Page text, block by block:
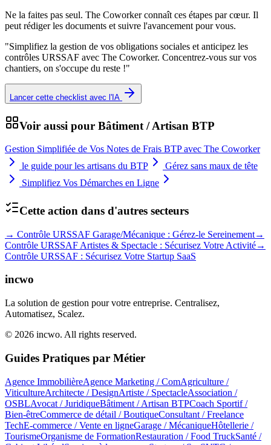
Ne la faites pas seul. The Coworker connaît ces étapes par cœur. Il
peut rédiger les documents et suivre l'avancement pour vous.
"Simplifiez la gestion de vos obligations sociales et anticipez les
contrôles URSSAF avec The Coworker. Concentrez-vous sur vos
chantiers, on s'occupe du reste !"
Lancer cette checklist avec l'IA
Voir aussi pour Bâtiment / Artisan BTP
Gestion Simplifiée de Vos Notes de Frais BTP avec The Coworker
le guide pour les artisans du BTP
Gérez sans maux de tête
Simplifiez Vos Démarches en Ligne
Cette action dans d'autres secteurs
→ Contrôle URSSAF Garage/Mécanique : Gérez-le Sereinement→
Contrôle URSSAF Artistes & Spectacle : Sécurisez Votre Activité→
Contrôle URSSAF : Sécurisez Votre Startup SaaS
incwo
La solution de gestion pour votre entreprise. Centralisez,
Automatisez, Scalez.
© 2026 incwo. All rights reserved.
Guides Pratiques par Métier
Agence ImmobilièreAgence Marketing / ComAgriculture /
ViticultureArchitecte / DesignArtiste / SpectacleAssociation /
OSBLAvocat / JuridiqueBâtiment / Artisan BTPCoach Sportif /
Bien-êtreCommerce de détail / BoutiqueConsultant / Freelance
TechE-commerce / Vente en ligneGarage / MécaniqueHôtellerie /
TourismeOrganisme de FormationRestauration / Food TruckSanté /